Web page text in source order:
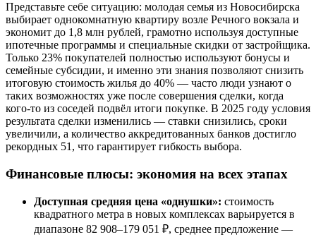
Представьте себе ситуацию: молодая семья из Новосибирска
выбирает однокомнатную квартиру возле Речного вокзала и
экономит до 1,8 млн рублей, грамотно используя доступные
ипотечные программы и специальные скидки от застройщика.
Только 23% покупателей полностью используют бонусы и
семейные субсидии, и именно эти знания позволяют снизить
итоговую стоимость жилья до 40% — часто люди узнают о
таких возможностях уже после совершения сделки, когда
кого-то из соседей подвёл итоги покупке. В 2025 году условия
результата сделки изменились — ставки снизились, сроки
увеличили, а количество аккредитованных банков достигло
рекордных 51, что гарантирует гибкость выбора.
Финансовые плюсы: экономия на всех этапах
Доступная средняя цена «однушки»: стоимость
квадратного метра в новых комплексах варьируется в
диапазоне 82 908–179 051 ₽, среднее предложение —